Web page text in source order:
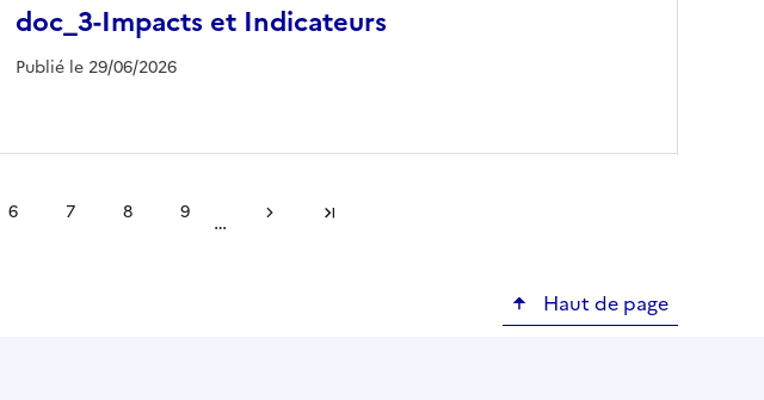
doc_3-Impacts et Indicateurs
Publié le 29/06/2026
6 7 8
Page
9 … Page suivanteDernière page
Haut de page